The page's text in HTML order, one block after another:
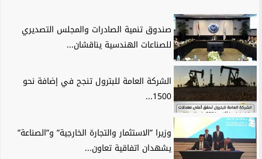
صندوق تنمية الصادرات والمجلس التصديري
للصناعات الهندسية يناقشان...
الشركة العامة للبترول تنجح في إضافة نحو
1500...
وزيرا ”الاستثمار والتجارة الخارجية” و”الصناعة”
يشهدان اتفاقية تعاون...